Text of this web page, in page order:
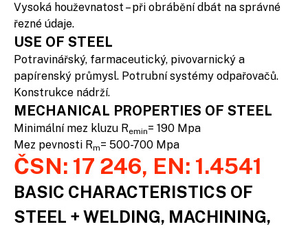
Vysoká houževnatost – při obrábění dbát na správné
řezné údaje.
USE OF STEEL
Potravinářský, farmaceutický, pivovarnický a
papírenský průmysl. Potrubní systémy odpařovačů.
Konstrukce nádrží.
MECHANICAL PROPERTIES OF STEEL
Minimální mez kluzu Remin= 190 Mpa
Mez pevnosti Rm= 500-700 Mpa
ČSN: 17 246, EN: 1.4541
BASIC CHARACTERISTICS OF
STEEL + WELDING, MACHINING,